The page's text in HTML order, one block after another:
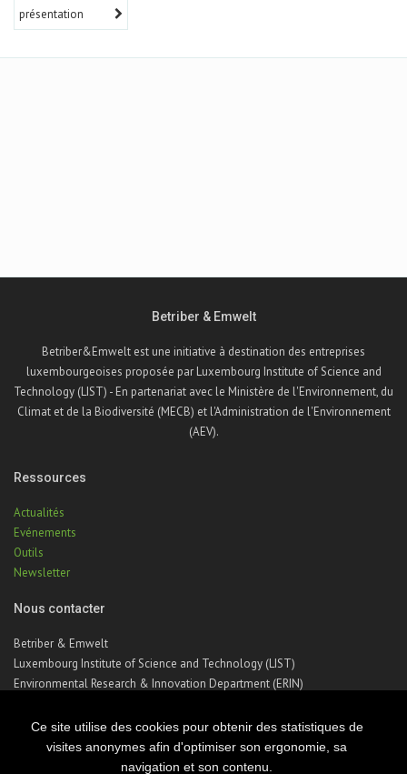
Ce site utilise des cookies pour obtenir des statistiques de
visites anonymes afin d'optimiser son ergonomie, sa
navigation et son contenu.
présentation
Betriber & Emwelt
Betriber&Emwelt est une initiative à destination des entreprises
luxembourgeoises proposée par Luxembourg Institute of Science and
Technology (LIST) - En partenariat avec le Ministère de l'Environnement, du
Climat et de la Biodiversité (MECB) et l'Administration de l'Environnement
(AEV).
Ressources
Actualités
Evénements
Outils
Newsletter
Nous contacter
Betriber & Emwelt
Luxembourg Institute of Science and Technology (LIST)
Environmental Research & Innovation Department (ERIN)
Téléphone : +352 275 888 – 1
Email :betriber-emwelt@list.lu